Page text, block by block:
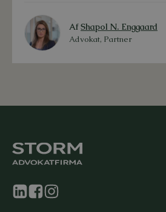
AfShapol N. Enggaard
Advokat, Partner